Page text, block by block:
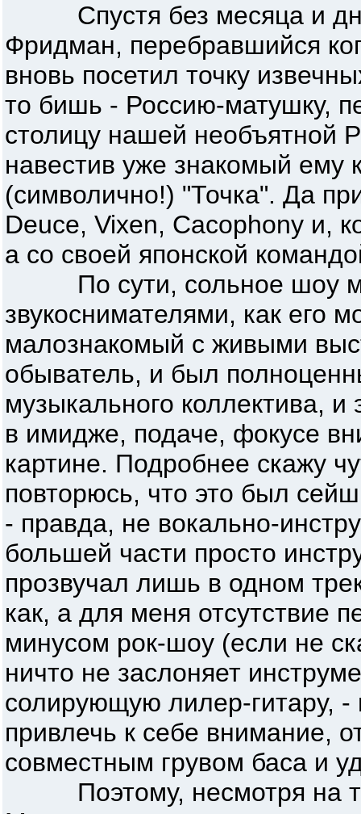
Спустя без месяца и
Фридман, перебравшийся
вновь посетил точку
то бишь - Россию-матушку,
столицу нашей необъятной
навестив уже знакомый ему
(символично!) "Точка". Да
Deuce, Vixen, Cacophony и,
а со своей японской
По сути, сольное шоу
звукоснимателями, как его
малознакомый с живыми
обыватель, и был
музыкального коллектива,
в имидже, подаче, фокусе
картине. Подробнее скажу
повторюсь, что это был
- правда, не вокально-
большей части просто
прозвучал лишь в одном
как, а для меня отсутствие
минусом рок-шоу (если не
ничто не заслоняет
солирующую лилер-гитару, -
привлечь к себе внимание,
совместным грувом баса и
Поэтому, несмотря на